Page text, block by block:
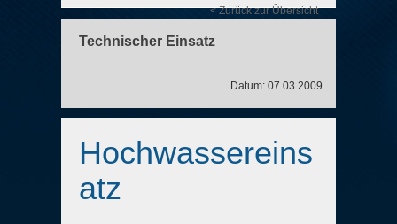
< Zurück zur Übersicht
Technischer Einsatz
Datum: 07.03.2009
Hochwassereins
atz